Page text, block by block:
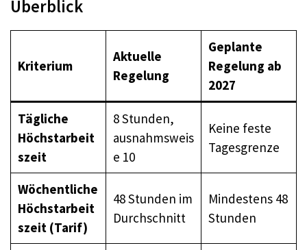
Überblick
Kriterium
Aktuelle
Regelung
Geplante
Regelung ab
2027
Tägliche
Höchstarbeit
szeit
8 Stunden,
ausnahmsweis
e 10
Keine feste
Tagesgrenze
Wöchentliche
Höchstarbeit
szeit (Tarif)
48 Stunden im
Durchschnitt
Mindestens 48
Stunden